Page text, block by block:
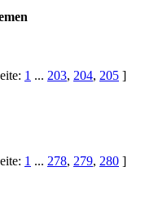
1 ... 203, 204, 205 ]
1 ... 278, 279, 280 ]